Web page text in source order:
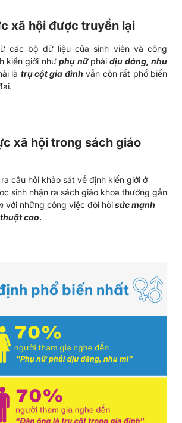
xã hội được truyền lại
các bộ dữ liệu của sinh viên và công
kiến giới nhưphụ nữphảidịu dàng, nhu
là trụ cột gia đình vẫn còn rất phổ biến
xã hội trong sách giáo
câu hỏi khảo sát về định kiến giới ở
sinh nhận ra sách giáo khoa thường gắn
với những công việc đòi hỏisức mạnh
cao.